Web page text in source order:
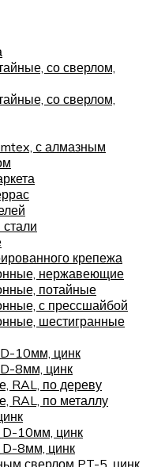
со сверлом,
со сверлом,
с алмазным
крепежа
нержавеющие
потайные
с прессшайбой
шестигранные
10мм, цинк
8мм, цинк
RAL, по дереву
RAL, по металлу
D-10мм, цинк
D-8мм, цинк
сверлом PT-5, цинк